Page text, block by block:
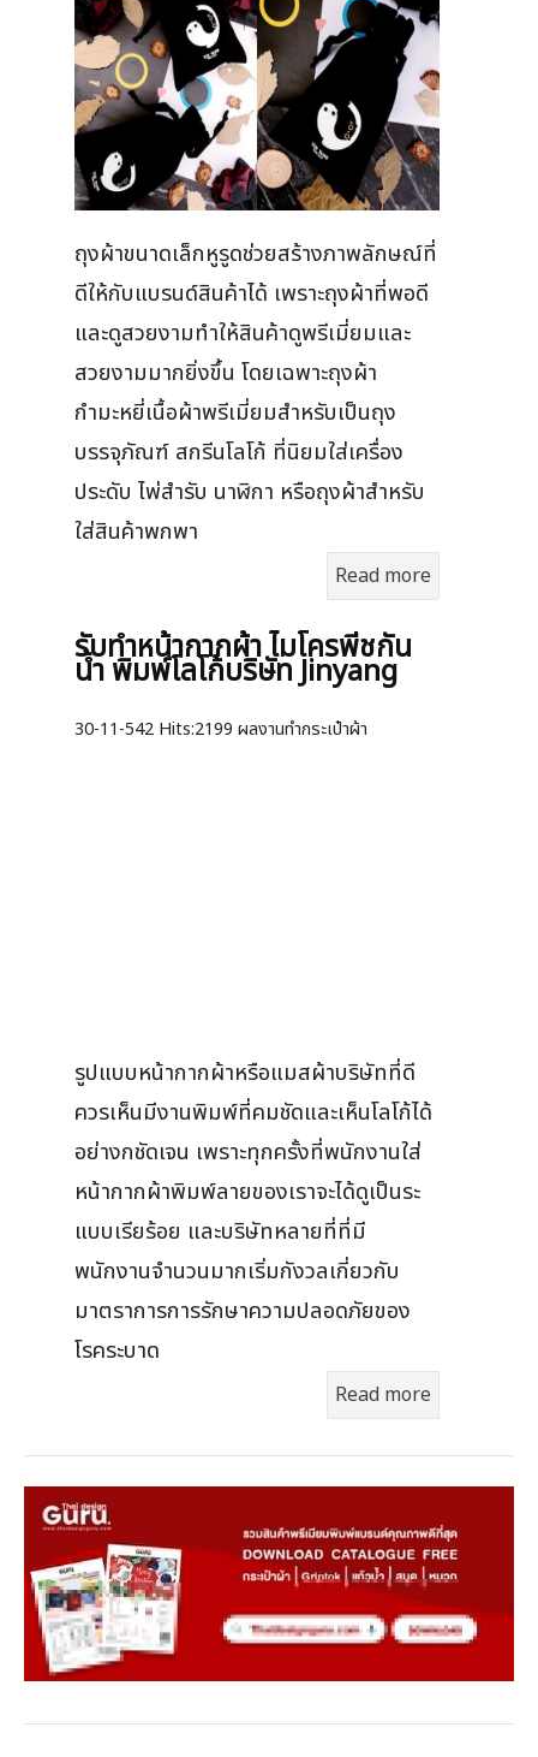
ถุงผ้าขนาดเล็กหูรูดช่วยสร้างภาพลักษณ์ที่
ดีให้กับแบรนด์สินค้าได้ เพราะถุงผ้าที่พอดี
และดูสวยงามทำให้สินค้าดูพรีเมี่ยมและ
สวยงามมากยิ่งขึ้น โดยเฉพาะถุงผ้า
กำมะหยี่เนื้อผ้าพรีเมี่ยมสำหรับเป็นถุง
บรรจุภัณฑ์ สกรีนโลโก้ ที่นิยมใส่เครื่อง
ประดับ ไพ่สำรับ นาฬิกา หรือถุงผ้าสำหรับ
ใส่สินค้าพกพา
Read more
รับทำหน้ากากผ้า ไมโครพีชกัน
น้ำ พิมพ์โลโก้บริษัท Jinyang
30-11-542 Hits:2199 ผลงานทำกระเป๋าผ้า
รูปแบบหน้ากากผ้าหรือแมสผ้าบริษัทที่ดี
ควรเห็นมีงานพิมพ์ที่คมชัดและเห็นโลโก้ได้
อย่างกชัดเจน เพราะทุกครั้งที่พนักงานใส่
หน้ากากผ้าพิมพ์ลายของเราจะได้ดูเป็นระ
แบบเรียร้อย และบริษัทหลายที่ที่มี
พนักงานจำนวนมากเริ่มกังวลเกี่ยวกับ
มาตราการการรักษาความปลอดภัยของ
โรคระบาด
Read more